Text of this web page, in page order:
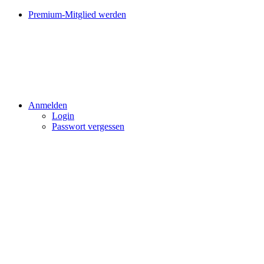
Premium-Mitglied werden
Anmelden
Login
Passwort vergessen